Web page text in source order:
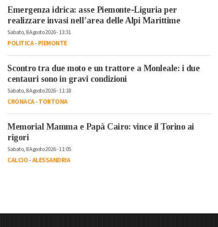
Emergenza idrica: asse Piemonte-Liguria per
realizzare invasi nell’area delle Alpi Marittime
Sabato, 8 Agosto 2026 - 13:31
POLITICA-PIEMONTE
Scontro tra due moto e un trattore a Monleale: i due
centauri sono in gravi condizioni
Sabato, 8 Agosto 2026 - 11:18
CRONACA-TORTONA
Memorial Mamma e Papà Cairo: vince il Torino ai
rigori
Sabato, 8 Agosto 2026 - 11:05
CALCIO-ALESSANDRIA